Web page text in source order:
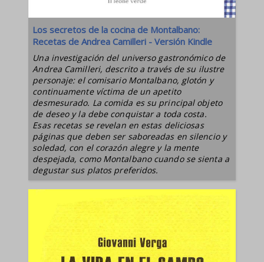
Los secretos de la cocina de Montalbano:
Recetas de Andrea Camilleri - Versión Kindle
Una investigación del universo gastronómico de
Andrea Camilleri, descrito a través de su ilustre
personaje: el comisario Montalbano, glotón y
continuamente víctima de un apetito
desmesurado. La comida es su principal objeto
de deseo y la debe conquistar a toda costa.
Esas recetas se revelan en estas deliciosas
páginas que deben ser saboreadas en silencio y
soledad, con el corazón alegre y la mente
despejada, como Montalbano cuando se sienta a
degustar sus platos preferidos.